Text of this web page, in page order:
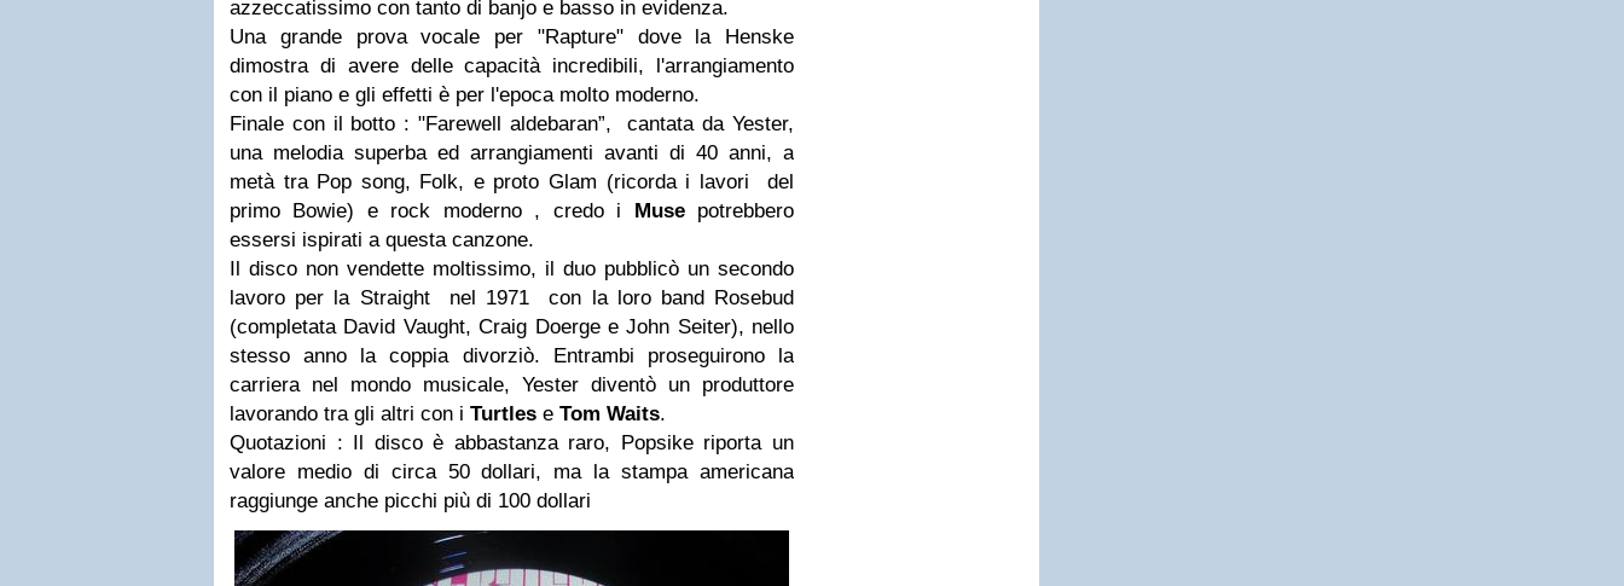
azzeccatissimo con tanto di banjo e basso in evidenza.
Una grande prova vocale per "Rapture" dove la Henske
dimostra di avere delle capacità incredibili, l'arrangiamento
con il piano e gli effetti è per l'epoca molto moderno.
Finale con il botto : "Farewell aldebaran”, cantata da Yester,
una melodia superba ed arrangiamenti avanti di 40 anni, a
metà tra Pop song, Folk, e proto Glam (ricorda i lavori del
primo Bowie) e rock moderno , credo i Musepotrebbero
essersi ispirati a questa canzone.
Il disco non vendette moltissimo, il duo pubblicò un secondo
lavoro per la Straight nel 1971 con la loro band Rosebud
(completata David Vaught, Craig Doerge e John Seiter), nello
stesso anno la coppia divorziò. Entrambi proseguirono la
carriera nel mondo musicale, Yester diventò un produttore
lavorando tra gli altri con i Turtles e Tom Waits.
Quotazioni : Il disco è abbastanza raro, Popsike riporta un
valore medio di circa 50 dollari, ma la stampa americana
raggiunge anche picchi più di 100 dollari